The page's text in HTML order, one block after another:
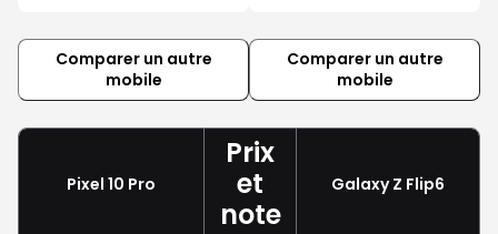
Comparer un autre
mobile
Comparer un autre
mobile
Pixel 10 Pro
Prix
et
note
Galaxy Z Flip6